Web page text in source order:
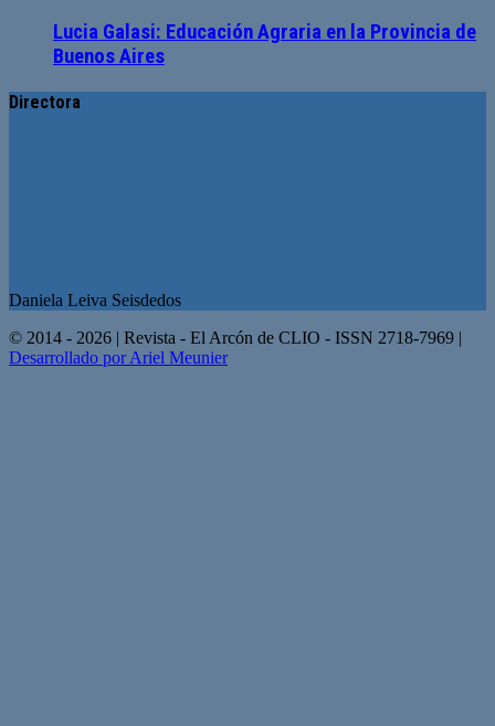
Lucia Galasi: Educación Agraria en la Provincia de
Buenos Aires
Directora
Daniela Leiva Seisdedos
© 2014 - 2026 | Revista - El Arcón de CLIO - ISSN 2718-7969 |
Desarrollado por Ariel Meunier